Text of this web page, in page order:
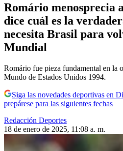
Romário menosprecia
dice cuál es la
necesita Brasil para
Mundial
Romário fue pieza fundamental en la
Mundo de Estados Unidos 1994.
Siga las novedades deportivas en
prepárese para las siguientes fechas
Redacción Deportes
18 de enero de 2025, 11:08 a. m.